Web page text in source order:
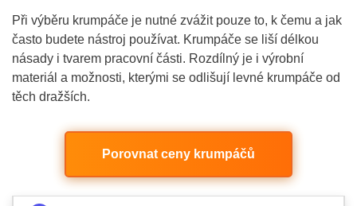
Při výběru krumpáče je nutné zvážit pouze to, k čemu a jak
často budete nástroj používat. Krumpáče se liší délkou
násady i tvarem pracovní části. Rozdílný je i výrobní
materiál a možnosti, kterými se odlišují levné krumpáče od
těch dražších.
Porovnat ceny krumpáčů